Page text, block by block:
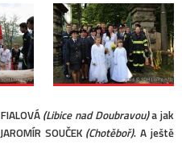
(Libice nad Doubravou)a jak
SOUČEK (Chotěboř). A ještě